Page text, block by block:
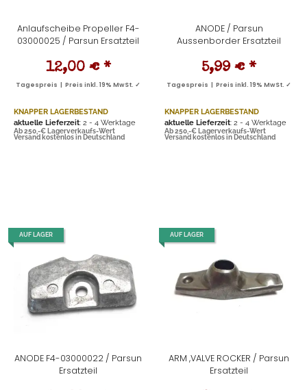
Anlaufscheibe Propeller F4-
03000025 / Parsun Ersatzteil
12,00 € *
Tagespreis | Preis inkl. 19% MwSt. ✓
KNAPPER LAGERBESTAND
aktuelle Lieferzeit: 2 - 4 Werktage
Ab 250,-€ Lagerverkaufs-Wert
Versand kostenlos in Deutschland
ANODE / Parsun
Aussenborder Ersatzteil
5,99 € *
Tagespreis | Preis inkl. 19% MwSt. ✓
KNAPPER LAGERBESTAND
aktuelle Lieferzeit: 2 - 4 Werktage
Ab 250,-€ Lagerverkaufs-Wert
Versand kostenlos in Deutschland
AUF LAGER
ANODE F4-03000022 / Parsun
Ersatzteil
AUF LAGER
ARM ,VALVE ROCKER / Parsun
Ersatzteil